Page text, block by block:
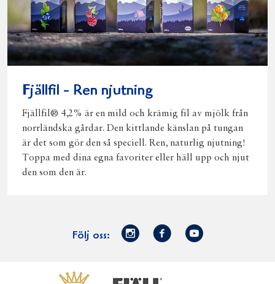
Fjällfil - Ren njutning
Fjällfil® 4,2% är en mild och krämig fil av mjölk från
norrländska gårdar. Den kittlande känslan på tungan
är det som gör den så speciell. Ren, naturlig njutning!
Toppa med dina egna favoriter eller häll upp och njut
den som den är.
Följ oss:
Norrmejerier
Facebook
Youtube
VästerbottensostFjällfil